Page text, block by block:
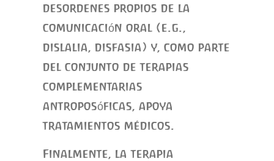
desordenes propios de la
comunicación oral (e.g.,
dislalia, disfasia) y, como parte
del conjunto de terapias
complementarias
antroposóficas, apoya
tratamientos médicos.
Finalmente, la terapia